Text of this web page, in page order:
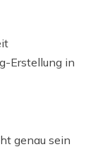
Erstellung in
genau sein